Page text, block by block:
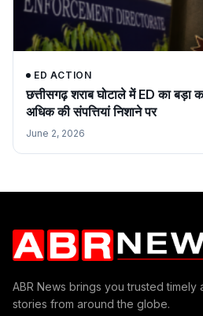
ED ACTION
छत्तीसगढ़ शराब घोटाले में ED का
अधिक की संपत्तियां निशाने पर
June 2, 2026
ABR News brings you trusted
stories from around the globe.